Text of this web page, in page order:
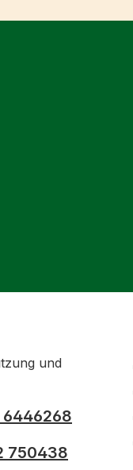
und
6446268
750438